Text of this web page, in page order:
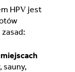
HPV jest
sauny,